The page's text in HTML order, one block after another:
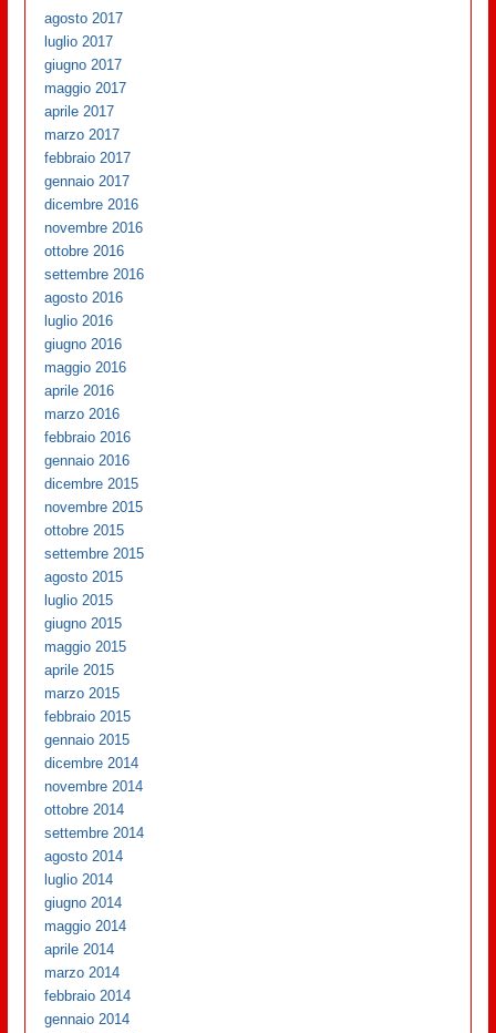
agosto 2017
luglio 2017
giugno 2017
maggio 2017
aprile 2017
marzo 2017
febbraio 2017
gennaio 2017
dicembre 2016
novembre 2016
ottobre 2016
settembre 2016
agosto 2016
luglio 2016
giugno 2016
maggio 2016
aprile 2016
marzo 2016
febbraio 2016
gennaio 2016
dicembre 2015
novembre 2015
ottobre 2015
settembre 2015
agosto 2015
luglio 2015
giugno 2015
maggio 2015
aprile 2015
marzo 2015
febbraio 2015
gennaio 2015
dicembre 2014
novembre 2014
ottobre 2014
settembre 2014
agosto 2014
luglio 2014
giugno 2014
maggio 2014
aprile 2014
marzo 2014
febbraio 2014
gennaio 2014